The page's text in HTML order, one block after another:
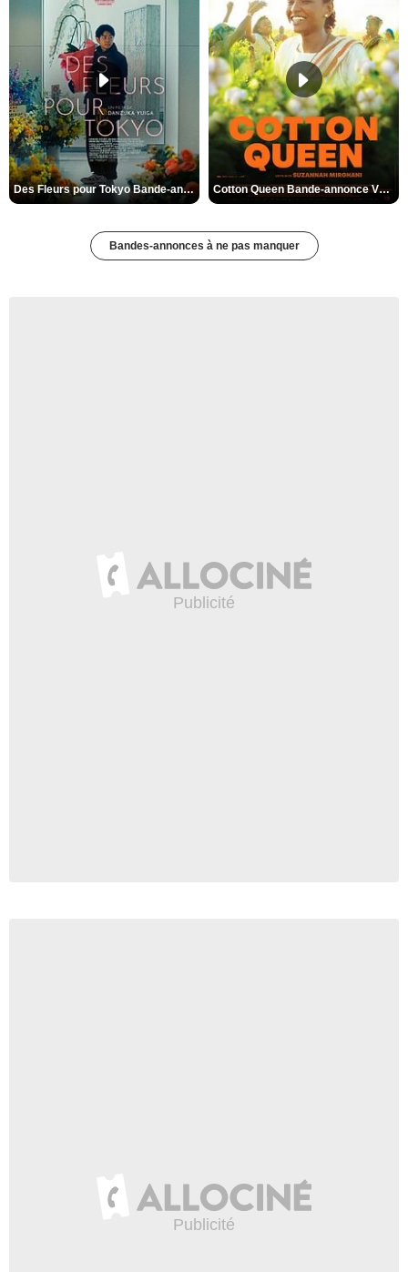
Des Fleurs pour Tokyo Bande-annonce VO STFR Cotton Queen Bande-annonce VO STFR
Bandes-annonces à ne pas manquer